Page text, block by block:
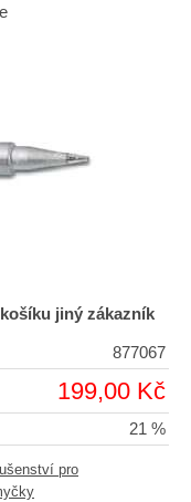
jiný zákazník
877067
199,00 Kč
21 %
pro